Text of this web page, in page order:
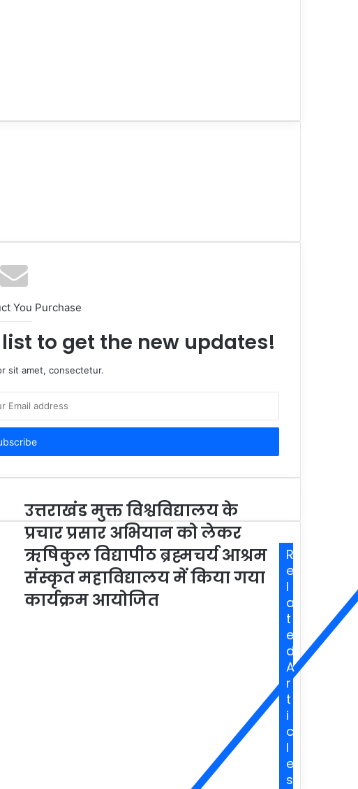
You Purchase
to get the new updates!
sit amet, consectetur.
उत्तराखंड मुक्त विश्वविद्यालय के
प्रचार प्रसार अभियान को लेकर
ऋषिकुल विद्यापीठ ब्रह्मचर्य आश्रम
संस्कृत महाविद्यालय में किया गया
कार्यक्रम आयोजित
R
e
l
a
t
e
d
A
r
t
i
c
l
e
s